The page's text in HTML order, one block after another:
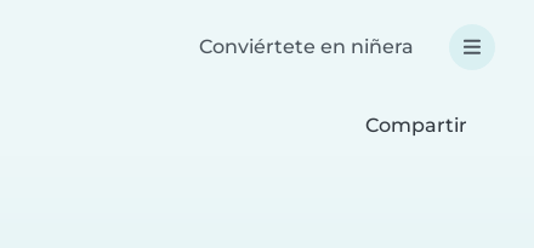
Conviértete en niñera
Compartir